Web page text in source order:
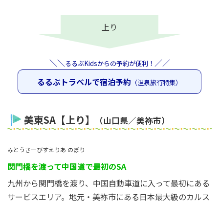
上り
＼＼るるぶKidsからの予約が便利！ ／／
るるぶトラベルで宿泊予約 （温泉旅行特集）
美東SA【上り】 （山口県／美祢市）
みとうさーびすえりあ のぼり
関門橋を渡って中国道で最初のSA
九州から関門橋を渡り、中国自動車道に入って最初にある
サービスエリア。地元・美祢市にある日本最大級のカルス